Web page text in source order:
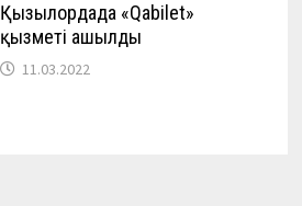
Қызылордада «Qabilet»
қызметі ашылды
11.03.2022